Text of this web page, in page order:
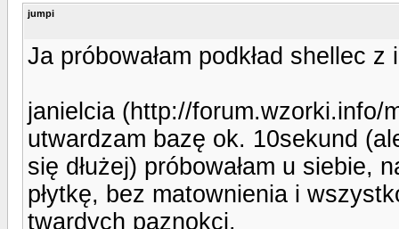
jumpi
Ja próbowałam podkład shellec
janielcia (http://forum.wzorki.info/
utwardzam bazę ok. 10sekund
się dłużej) próbowałam u siebie,
płytkę, bez matownienia i
twardych paznokci.